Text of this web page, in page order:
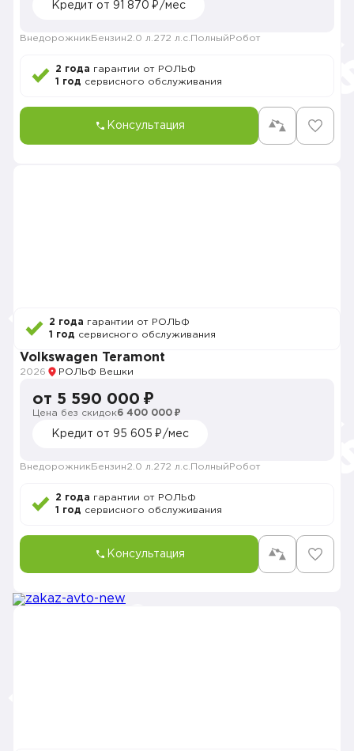
Кредит от 91 870 ₽/мес
Внедорожник Бензин2.0 л. 272 л.с. Полный Робот
2 года гарантии от РОЛЬФ
1 год сервисного обслуживания
Консультация
2 года гарантии от РОЛЬФ
1 год сервисного обслуживания
Volkswagen Teramont
2026 РОЛЬФ Вешки
от 5 590 000 ₽
Цена без скидок6 400 000 ₽
Кредит от 95 605 ₽/мес
Внедорожник Бензин2.0 л. 272 л.с. Полный Робот
2 года гарантии от РОЛЬФ
1 год сервисного обслуживания
Консультация